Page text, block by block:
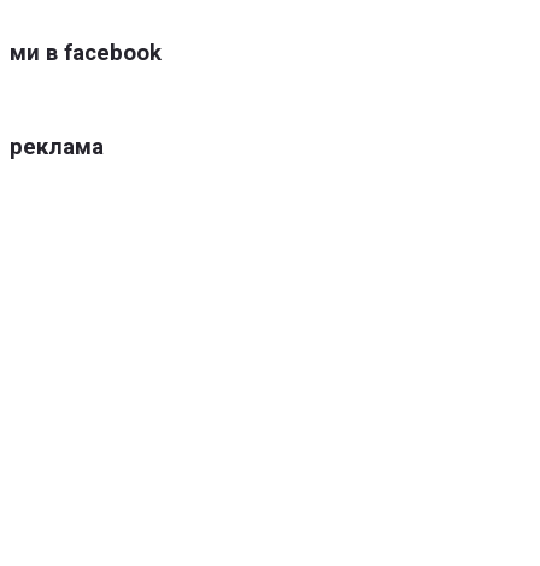
ми в facebook
реклама